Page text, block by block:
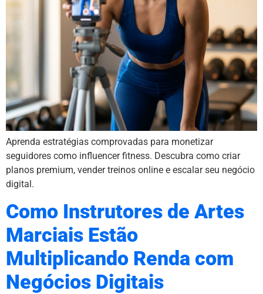
Aprenda estratégias comprovadas para monetizar
seguidores como influencer fitness. Descubra como criar
planos premium, vender treinos online e escalar seu negócio
digital.
Como Instrutores de Artes
Marciais Estão
Multiplicando Renda com
Negócios Digitais